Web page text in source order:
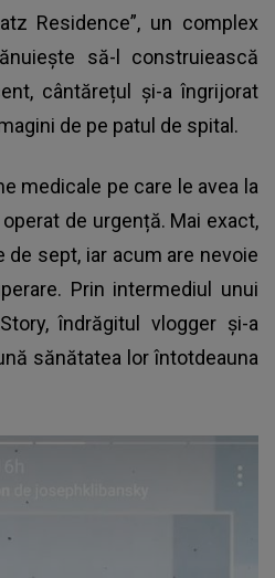
Residence”, un complex
să-l construiească
cântărețul și-a îngrijorat
de pe patul de spital.
medicale pe care le avea la
de urgență. Mai exact,
de sept, iar acum are nevoie
Prin intermediul unui
îndrăgitul vlogger și-a
sănătatea lor întotdeauna